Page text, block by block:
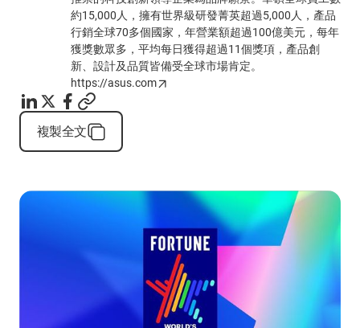
約15,000人，擁有世界級研發菁英超過5,000人，產品
行銷全球70多個國家，年營業額超過100億美元，每年
獲獎數眾多，平均每日獲得超過11個獎項，產品創
新、設計及品質皆備受全球市場肯定。
https://asus.com
複製全文